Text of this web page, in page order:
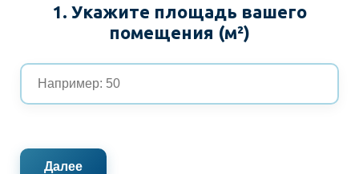
1. Укажите площадь вашего
помещения (м²)
Далее